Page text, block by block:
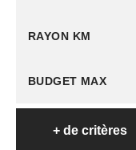
RAYON KM
+ de critères